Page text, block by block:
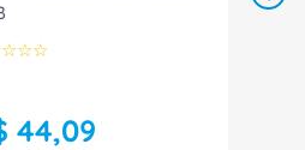
☆☆☆
44,09